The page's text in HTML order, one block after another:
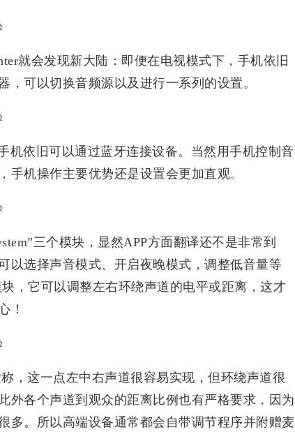
就会发现新大陆：即便在电视模式下，手机依旧
可以切换音频源以及进行一系列的设置。
机依旧可以通过蓝牙连接设备。当然用手机控制音
机操作主要优势还是设置会更加直观。
三个模块，显然APP方面翻译还不是非常到
以选择声音模式、开启夜晚模式，调整低音量等
，它可以调整左右环绕声道的电平或距离，这才
！
，这一点左中右声道很容易实现，但环绕声道很
外各个声道到观众的距离比例也有严格要求，因为
多。所以高端设备通常都会自带调节程序并附赠麦